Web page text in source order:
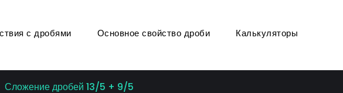
с дробями Основное свойство дроби Калькуляторы
Сложение дробей 13/5 + 9/5